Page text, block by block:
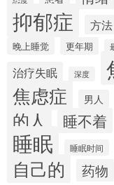
抑郁症 方法
晚上睡觉 更年期
治疗失眠 深度
焦虑症 男人
的人 睡不着
睡眠 睡眠时间
自己的 药物